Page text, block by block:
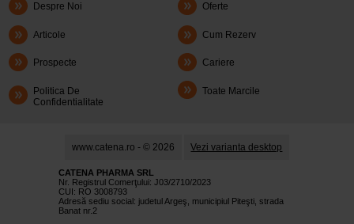
Despre Noi Oferte
Articole Cum Rezerv
Prospecte Cariere
Politica De
Confidentialitate
Toate Marcile
www.catena.ro - © 2026 Vezi varianta desktop
CATENA PHARMA SRL
Nr. Registrul Comerţului: J03/2710/2023
CUI: RO 3008793
Adresă sediu social: judetul Argeş, municipiul Piteşti, strada
Banat nr.2